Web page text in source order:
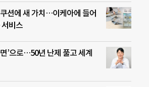
션에 새 가치…이케아에 들어
비스
’으로…50년 난제 풀고 세계